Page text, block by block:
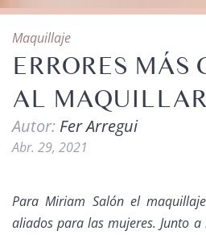
Maquillaje
ERRORES MÁS
AL
Autor: Fer Arregui
Abr. 29, 2021
Para Miriam Salón el
aliados para las mujeres. Junto